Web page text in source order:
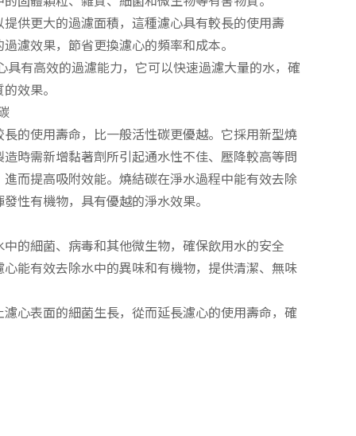
供更大的過濾面積，這種濾心具有較長的使用壽
濾效果，節省更換濾心的頻率和成本。
具有高效的過濾能力，它可以快速過濾大量的水，確
效果。
的使用壽命，比一般活性碳更優越。它採用新型燒
時需新增黏著劑所引起通水性不佳、壓降較高等問
而提高吸附效能。燒結碳在淨水過程中能有效去除
性有機物，具有優越的淨水效果。
的細菌、病毒和其他微生物，確保飲用水的安全
能有效去除水中的異味和有機物，提供清潔、無味
心表面的細菌生長，從而延長濾心的使用壽命，確